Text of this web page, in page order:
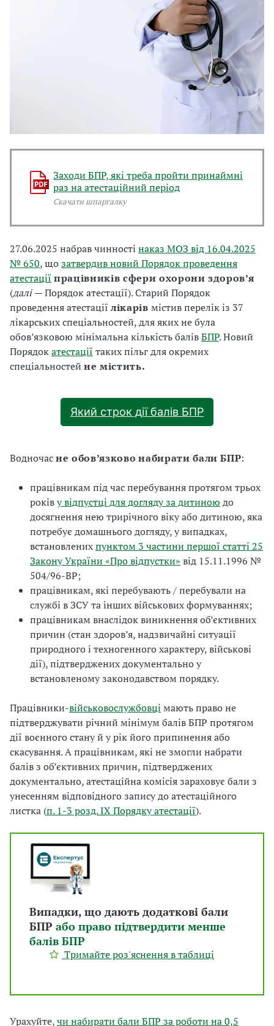
Заходи БПР, які треба пройти принаймні
раз на атестаційний період
Скачати шпаргалку
27.06.2025 набрав чинності наказ МОЗ від 16.04.2025
№ 650, щозатвердив новий Порядок проведення
атестації працівників сфери охорони здоров’я
(далі— Порядок атестації). Старий Порядок
проведення атестації лікарів містив перелік із 37
лікарських спеціальностей, для яких не була
обов’язковою мінімальна кількість балівБПР. Новий
Порядокатестації таких пільг для окремих
спеціальностей не містить.
Який строк дії балів БПР
Водночасне обов’язково набирати бали БПР:
працівникам під час перебування протягом трьох
роківу відпустці для догляду за дитиною до
досягнення нею трирічного віку або дитиною, яка
потребує домашнього догляду, у випадках,
встановленихпунктом 3 частини першої статті 25
Закону України «Про відпустки» від 15.11.1996 №
504/96-ВР;
працівникам, які перебувають / перебували на
службі в ЗСУ та інших військових формуваннях;
працівникам внаслідок виникнення об’єктивних
причин (стан здоров’я, надзвичайні ситуації
природного і техногенного характеру, військові
дії), підтверджених документально у
встановленому законодавством порядку.
Працівники-військовослужбовці мають право не
підтверджувати річний мінімум балів БПР протягом
дії воєнного стану й у рік його припинення або
скасування. А працівникам, які не змогли набрати
балів з об’єктивних причин, підтверджених
документально, атестаційна комісія зараховує бали з
унесенням відповідного запису до атестаційного
листка (п. 1-3 розд. IX Порядку атестації).
Випадки, що дають додаткові бали
БПР або право підтвердити менше
балів БПР
Тримайте роз'яснення в таблиці
Урахуйте,чи набирати бали БПР за роботи на 0,5